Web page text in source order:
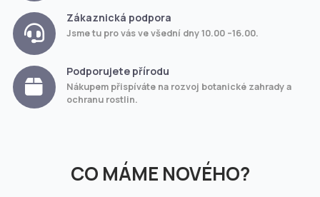
Zákaznická podpora
Jsme tu pro vás ve všední dny 10.00 –16.00.
Podporujete přírodu
Nákupem přispíváte na rozvoj botanické zahrady a
ochranu rostlin.
CO MÁME NOVÉHO?